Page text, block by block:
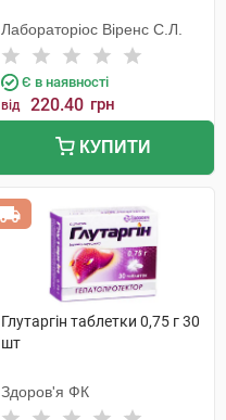
Лабораторіос Віренс С.Л.
Є в наявності
від 220.40 грн
КУПИТИ
Глутаргін таблетки 0,75 г 30
шт
Здоров'я ФК